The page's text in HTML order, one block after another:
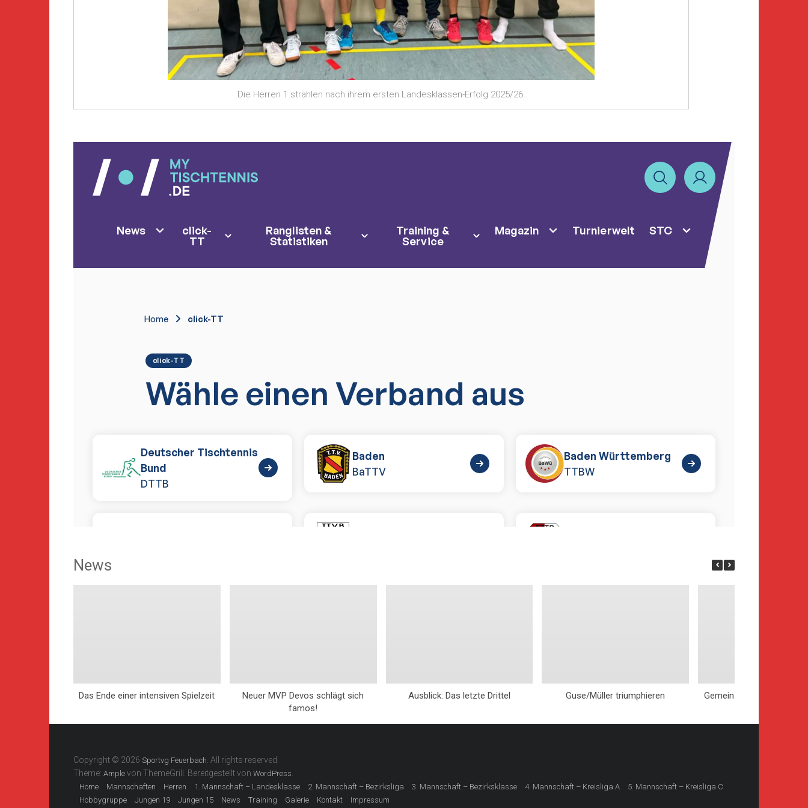
Die Herren 1 strahlen nach ihrem ersten Landesklassen-Erfolg 2025/26.
News
Das Ende einer intensiven Spielzeit
Neuer MVP Devos schlägt sich
famos!
Ausblick: Das letzte Drittel Guse/Müller triumphieren
Gemeinsam wachsen,
Copyright © 2026 Sportvg Feuerbach . All rights reserved.
Theme: Ample von ThemeGrill. Bereitgestellt von WordPress
Home Mannschaften Herren 1. Mannschaft – Landesklasse 2. Mannschaft – Bezirksliga 3. Mannschaft – Bezirksklasse 4. Mannschaft – Kreisliga A
5. Mannschaft – Kreisliga C
Hobbygruppe
Jungen 19 Jungen 15 News Training Galerie Kontakt Impressum